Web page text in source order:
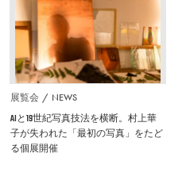
展覧会 NEWS
AIと19世紀写真技法を横断。村上華
子が失われた「最初の写真」をたど
る個展開催